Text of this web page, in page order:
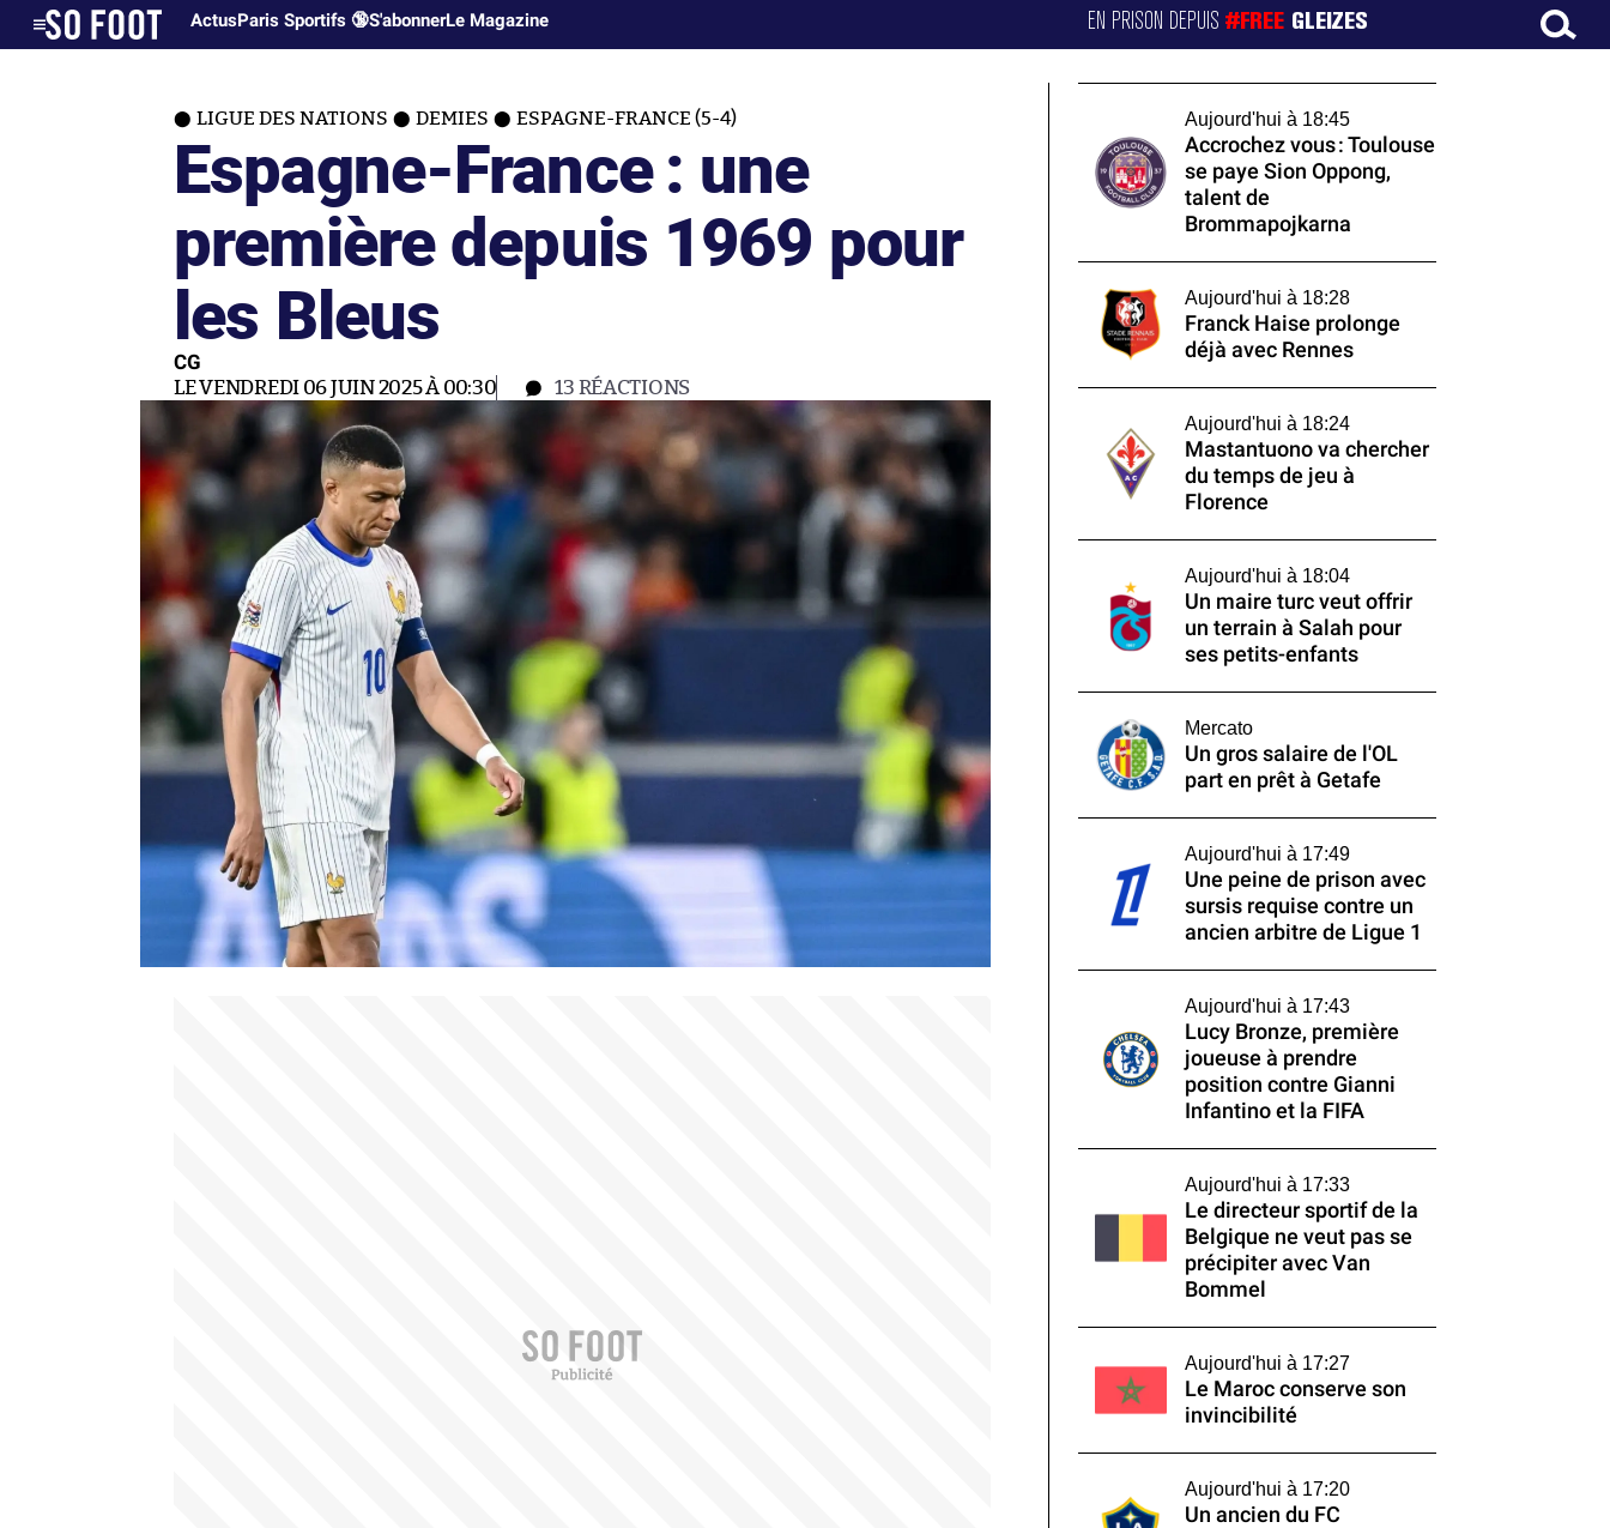
ActusParis Sportifs 🔞S'abonnerLe Magazine EN PRISON DEPUIS#FREE GLEIZES
LIGUE DES NATIONS DEMIES ESPAGNE-FRANCE (5-4)
Espagne-France : une
première depuis 1969 pour
les Bleus
CG
LE VENDREDI 06 JUIN 2025 À 00:30 13 RÉACTIONS
Aujourd'hui à 18:45
Accrochez vous : Toulouse
se paye Sion Oppong,
talent de
Brommapojkarna
Aujourd'hui à 18:28
Franck Haise prolonge
déjà avec Rennes
Aujourd'hui à 18:24
Mastantuono va chercher
du temps de jeu à
Florence
Aujourd'hui à 18:04
Un maire turc veut offrir
un terrain à Salah pour
ses petits-enfants
Mercato
Un gros salaire de l'OL
part en prêt à Getafe
Aujourd'hui à 17:49
Une peine de prison avec
sursis requise contre un
ancien arbitre de Ligue 1
Aujourd'hui à 17:43
Lucy Bronze, première
joueuse à prendre
position contre Gianni
Infantino et la FIFA
Aujourd'hui à 17:33
Le directeur sportif de la
Belgique ne veut pas se
précipiter avec Van
Bommel
Aujourd'hui à 17:27
Le Maroc conserve son
invincibilité
Aujourd'hui à 17:20
Un ancien du FC